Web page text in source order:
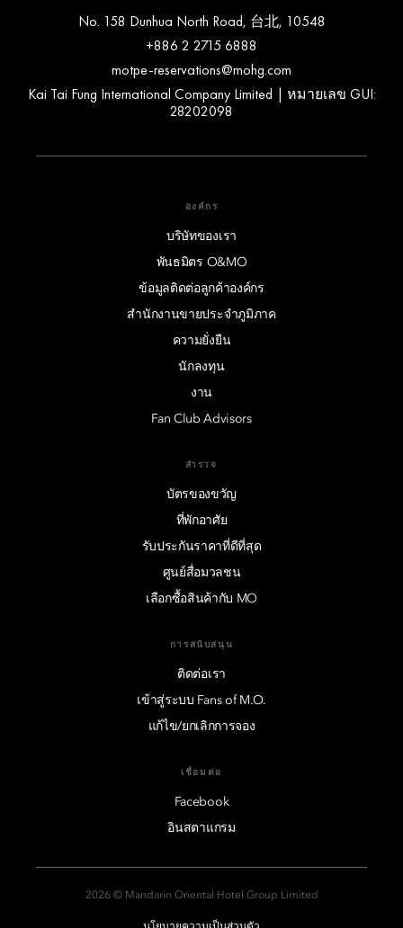
No. 158 Dunhua North Road, 台北, 10548
+886 2 2715 6888
motpe-reservations@mohg.com
Kai Tai Fung International Company Limited | หมายเลข GUI:
28202098
องค์กร
บริษัทของเรา
พันธมิตร O&MO
ข้อมูลติดต่อลูกค้าองค์กร
สำนักงานขายประจำภูมิภาค
ความยั่งยืน
นักลงทุน
งาน
Fan Club Advisors
สำรวจ
บัตรของขวัญ
ที่พักอาศัย
รับประกันราคาที่ดีที่สุด
ศูนย์สื่อมวลชน
เลือกซื้อสินค้ากับ MO
การสนับสนุน
ติดต่อเรา
เข้าสู่ระบบ Fans of M.O.
แก้ไข/ยกเลิกการจอง
เชื่อมต่อ
Facebook
อินสตาแกรม
2026 © Mandarin Oriental Hotel Group Limited